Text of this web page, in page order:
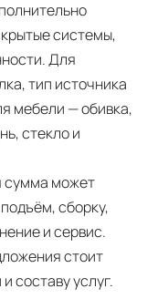
системы,
Для
тип источника
мебели — обивка,
стекло и
сумма может
сборку,
и сервис.
стоит
составу услуг.